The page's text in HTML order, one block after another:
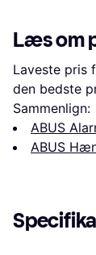
Læs om
Laveste pris
den bedste
Sammenlign:
ABUS
ABUS